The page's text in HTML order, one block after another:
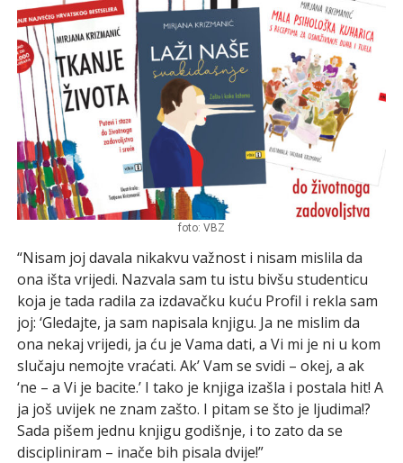
foto: VBZ
“Nisam joj davala nikakvu važnost i nisam mislila da
ona išta vrijedi. Nazvala sam tu istu bivšu studenticu
koja je tada radila za izdavačku kuću Profil i rekla sam
joj: ‘Gledajte, ja sam napisala knjigu. Ja ne mislim da
ona nekaj vrijedi, ja ću je Vama dati, a Vi mi je ni u kom
slučaju nemojte vraćati. Ak’ Vam se svidi – okej, a ak
‘ne – a Vi je bacite.’ I tako je knjiga izašla i postala hit! A
ja još uvijek ne znam zašto. I pitam se što je ljudima!?
Sada pišem jednu knjigu godišnje, i to zato da se
discipliniram – inače bih pisala dvije!”